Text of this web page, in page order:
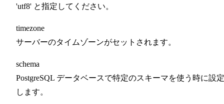
'utf8' と指定してください。
timezone
サーバーのタイムゾーンがセットされます。
schema
PostgreSQL データベースで特定のスキーマを使う時に設定
します。